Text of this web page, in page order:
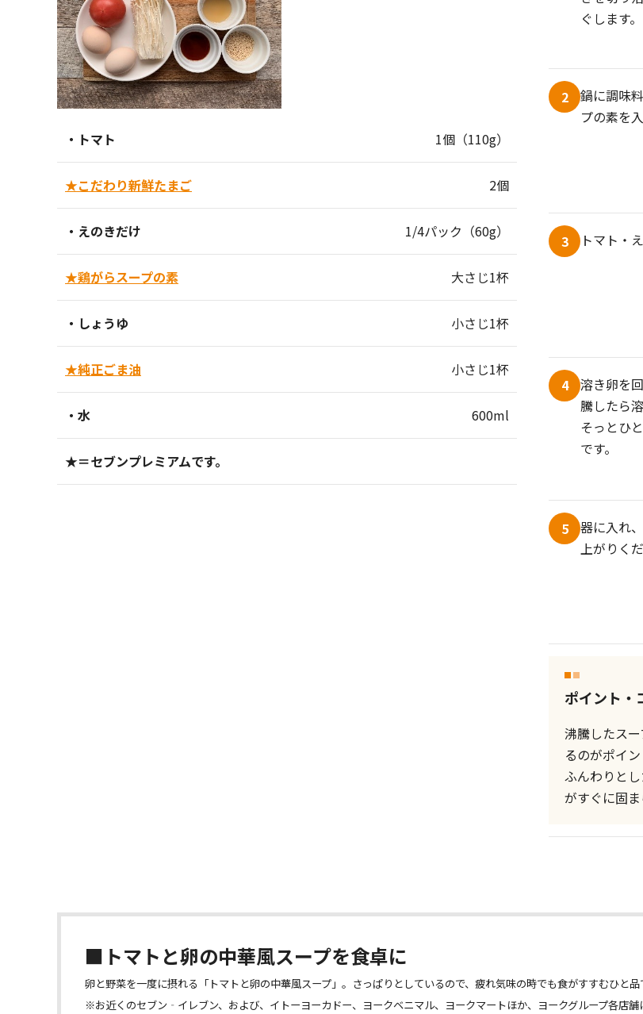
・トマト 1個（110g）
★こだわり新鮮たまご 2個
・えのきだけ 1/4パック（60g）
★鶏がらスープの素 大さじ1杯
・しょうゆ 小さじ1杯
★純正ごま油 小さじ1杯
・水 600ml
★＝セブンプレミアムです。
ぐします。
2
鍋に調味
プの素を
3 トマト・
4
溶き卵を
騰したら
そっとひ
です。
5
器に入れ
上がりくだ
ポイント・
沸騰したス
るのがポイ
ふんわりと
がすぐに固
■トマトと卵の中華風スープを食卓に
卵と野菜を一度に摂れる「トマトと卵の中華風スープ」。さっぱりとしているので、疲れ気味の時でも食がすすむひと品
※お近くのセブン‐イレブン、および、イトーヨーカドー、ヨークベニマル、ヨークマートほか、ヨークグループ各店舗